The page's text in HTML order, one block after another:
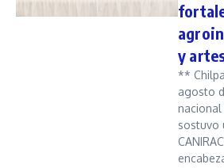
y
**
agosto
sostuvo